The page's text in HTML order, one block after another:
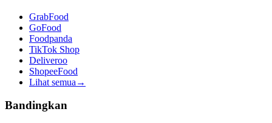
GrabFood
GoFood
Foodpanda
TikTok Shop
Deliveroo
ShopeeFood
Lihat semua →
Bandingkan